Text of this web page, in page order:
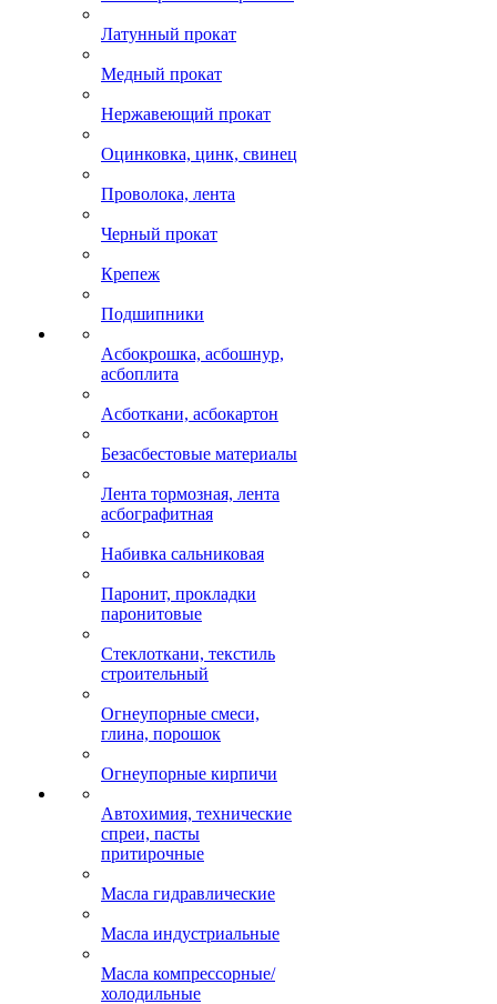
Латунный прокат
Медный прокат
Нержавеющий прокат
Оцинковка, цинк, свинец
Проволока, лента
Черный прокат
Крепеж
Подшипники
Асбокрошка, асбошнур,
асбоплита
Асботкани, асбокартон
Безасбестовые материалы
Лента тормозная, лента
асбографитная
Набивка сальниковая
Паронит, прокладки
паронитовые
Стеклоткани, текстиль
строительный
Огнеупорные смеси,
глина, порошок
Огнеупорные кирпичи
Автохимия, технические
спреи, пасты
притирочные
Масла гидравлические
Масла индустриальные
Масла компрессорные/
холодильные